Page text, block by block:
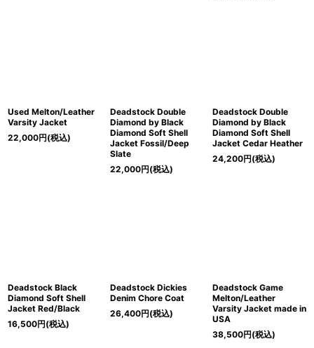
Used Melton/Leather
Varsity Jacket
22,000円(税込)
Deadstock Double
Diamond by Black
Diamond Soft Shell
Jacket Fossil/Deep
Slate
22,000円(税込)
Deadstock Double
Diamond by Black
Diamond Soft Shell
Jacket Cedar Heather
24,200円(税込)
Deadstock Black
Diamond Soft Shell
Jacket Red/Black
16,500円(税込)
Deadstock Dickies
Denim Chore Coat
26,400円(税込)
Deadstock Game
Melton/Leather
Varsity Jacket made in
USA
38,500円(税込)